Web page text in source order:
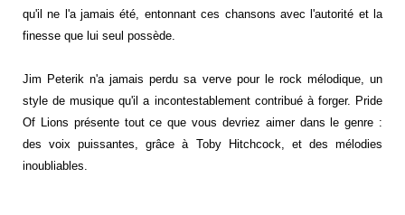
qu'il ne l'a jamais été, entonnant ces chansons avec l'autorité et la
finesse que lui seul possède.
Jim Peterik n'a jamais perdu sa verve pour le rock mélodique, un
style de musique qu'il a incontestablement contribué à forger. Pride
Of Lions présente tout ce que vous devriez aimer dans le genre :
des voix puissantes, grâce à Toby Hitchcock, et des mélodies
inoubliables.